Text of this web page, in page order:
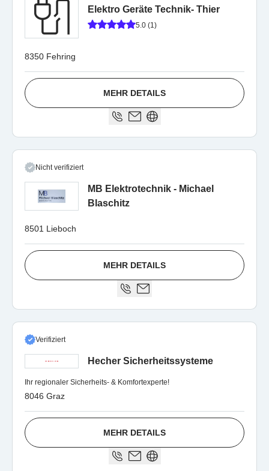
Elektro Geräte Technik- Thier
5.0 (1)
8350 Fehring
MEHR DETAILS
Nicht verifiziert
MB Elektrotechnik - Michael
Blaschitz
8501 Lieboch
MEHR DETAILS
Verifiziert
Hecher Sicherheitssysteme
Ihr regionaler Sicherheits- & Komfortexperte!
8046 Graz
MEHR DETAILS